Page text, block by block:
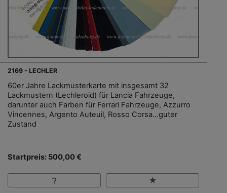
2169 - LECHLER
60er Jahre Lackmusterkarte mit insgesamt 32
Lackmustern (Lechleroid) für Lancia Fahrzeuge,
darunter auch Farben für Ferrari Fahrzeuge, Azzurro
Vincennes, Argento Auteuil, Rosso Corsa...guter
Zustand
Startpreis: 500,00 €